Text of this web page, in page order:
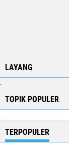
LAYANG
.
TOPIK POPULER
TERPOPULER